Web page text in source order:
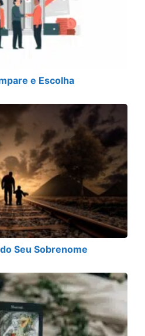
e Escolha
Seu Sobrenome